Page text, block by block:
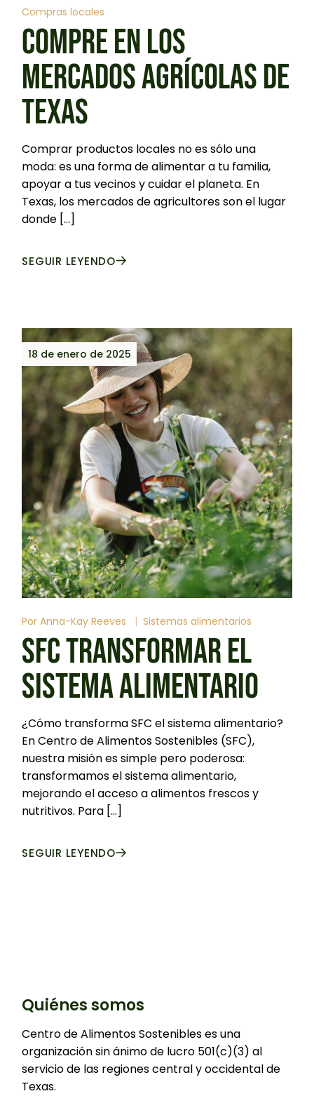
Compras locales
COMPRE EN LOS
MERCADOS AGRÍCOLAS DE
TEXAS
Comprar productos locales no es sólo una
moda: es una forma de alimentar a tu familia,
apoyar a tus vecinos y cuidar el planeta. En
Texas, los mercados de agricultores son el lugar
donde [...]
SEGUIR LEYENDO
18 de enero de 2025
Por Anna-Kay Reeves Sistemas alimentarios
SFC TRANSFORMAR EL
SISTEMA ALIMENTARIO
¿Cómo transforma SFC el sistema alimentario?
En Centro de Alimentos Sostenibles (SFC),
nuestra misión es simple pero poderosa:
transformamos el sistema alimentario,
mejorando el acceso a alimentos frescos y
nutritivos. Para [...]
SEGUIR LEYENDO
Quiénes somos
Centro de Alimentos Sostenibles es una
organización sin ánimo de lucro 501(c)(3) al
servicio de las regiones central y occidental de
Texas.